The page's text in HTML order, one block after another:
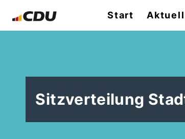
Start
Sitzverteilung